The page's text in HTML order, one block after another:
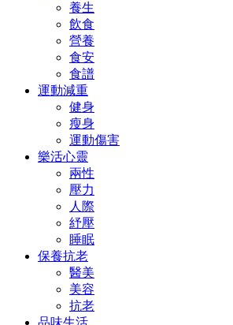
養生
飲食
營養
食安
食譜
運動減重
健身
瘦身
運動傷害
樂活心靈
兩性
壓力
人際
紓壓
睡眠
保養抗老
醫美
美容
抗老
品味生活